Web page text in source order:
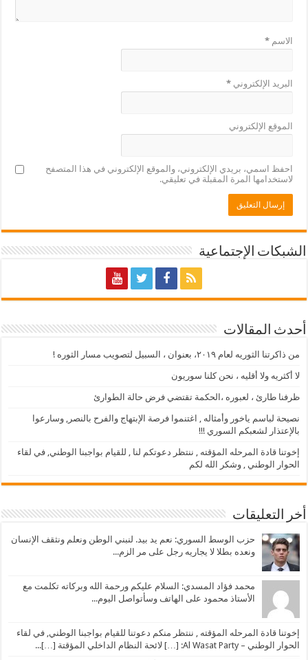
الاسم*
البريد الإلكتروني*
الموقع الإلكتروني
احفظ اسمي، بريدي الإلكتروني، والموقع الإلكتروني في هذا المتصفح
لاستخدامها المرة المقبلة في تعليقي.
الشبكات الإجتماعية
أحدث المقالات
من ذاكرتنا الثوريه لعام ٢٠١٩، بعنوان ، السبيل لتصويب مسار الثوره !
لا أكثريه ولا أقليه ، نحن كلنا سوريون
ظرفنا طارئ ، لعبوره ،الحكمة تقتضي فرض حالة الطوارئ
نصيحة لباسم ياخور وأمثاله , اغتنموا فرصة الإبتهاج والفرح بالنصر, وسارعوا
بالإعتذار لشعبكم السوري !!!
إخوتنا قادة المرحله المؤقته , ننتظر دعوتكم لنا , للقيام بواجبنا الوطني, في لقاء
الحوار الوطني , وشكر الله لكم
أخر التعليقات
حزب الوسط السوري: نعم يد بيد. لنبني الوطن ونعلم ونثقف الإنسان
ونعده بطلا لا يجاريه رجل على مر الزم...
محمد فؤاد المسدي: السلام عليكم ورحمة الله وبركاته تكلمت مع
الأستاذ محمود على الهاتف وسأتواصل اليوم...
إخوتنا قادة المرحله المؤقته , ننتظر منكم دعوتنا للقيام بواجبنا الوطني, في لقاء
الحوار الوطني – Al Wasat Party: […] لائحة النظام الداخلي المؤقتة […]...